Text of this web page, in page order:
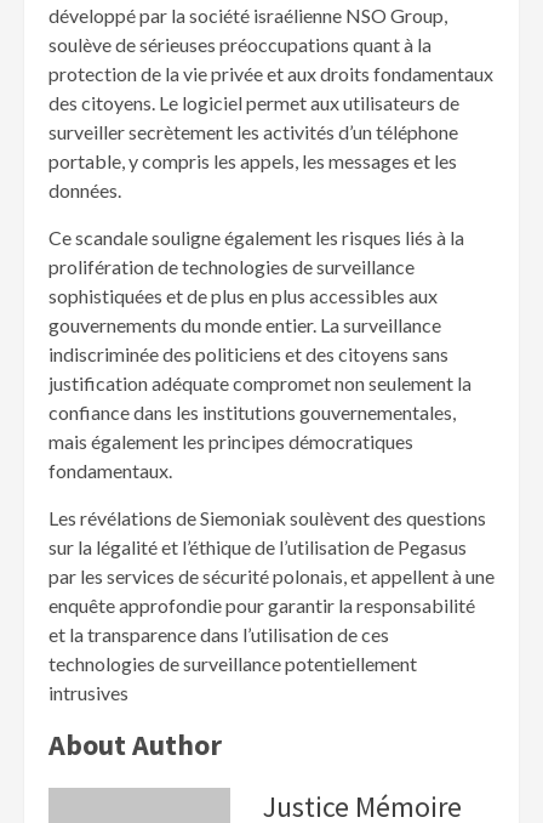
développé par la société israélienne NSO Group,
soulève de sérieuses préoccupations quant à la
protection de la vie privée et aux droits fondamentaux
des citoyens. Le logiciel permet aux utilisateurs de
surveiller secrètement les activités d’un téléphone
portable, y compris les appels, les messages et les
données.
Ce scandale souligne également les risques liés à la
prolifération de technologies de surveillance
sophistiquées et de plus en plus accessibles aux
gouvernements du monde entier. La surveillance
indiscriminée des politiciens et des citoyens sans
justification adéquate compromet non seulement la
confiance dans les institutions gouvernementales,
mais également les principes démocratiques
fondamentaux.
Les révélations de Siemoniak soulèvent des questions
sur la légalité et l’éthique de l’utilisation de Pegasus
par les services de sécurité polonais, et appellent à une
enquête approfondie pour garantir la responsabilité
et la transparence dans l’utilisation de ces
technologies de surveillance potentiellement
intrusives
About Author
Justice Mémoire